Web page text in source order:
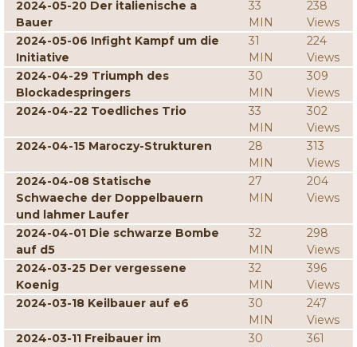
2024-05-20 Der italienische a
Bauer
33
MIN
238
Views
2024-05-06 Infight Kampf um die
Initiative
31
MIN
224
Views
2024-04-29 Triumph des
Blockadespringers
30
MIN
309
Views
2024-04-22 Toedliches Trio
33
MIN
302
Views
2024-04-15 Maroczy-Strukturen
28
MIN
313
Views
2024-04-08 Statische
Schwaeche der Doppelbauern
und lahmer Laufer
27
MIN
204
Views
2024-04-01 Die schwarze Bombe
auf d5
32
MIN
298
Views
2024-03-25 Der vergessene
Koenig
32
MIN
396
Views
2024-03-18 Keilbauer auf e6
30
MIN
247
Views
2024-03-11 Freibauer im
30
361